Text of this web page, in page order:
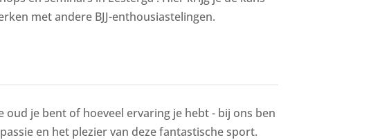
met andere BJJ-enthousiastelingen.
oud je bent of hoeveel ervaring je hebt - bij ons ben
en het plezier van deze fantastische sport.